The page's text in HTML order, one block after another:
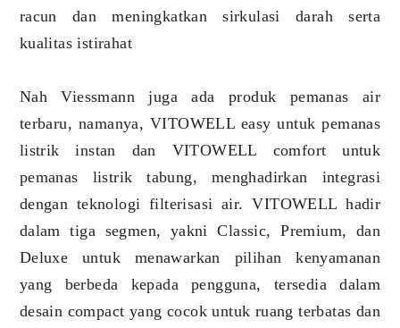
racun dan meningkatkan sirkulasi darah serta
kualitas istirahat
Nah Viessmann juga ada produk pemanas air
terbaru, namanya, VITOWELL easy untuk pemanas
listrik instan dan VITOWELL comfort untuk
pemanas listrik tabung, menghadirkan integrasi
dengan teknologi filterisasi air. VITOWELL hadir
dalam tiga segmen, yakni Classic, Premium, dan
Deluxe untuk menawarkan pilihan kenyamanan
yang berbeda kepada pengguna, tersedia dalam
desain compact yang cocok untuk ruang terbatas dan